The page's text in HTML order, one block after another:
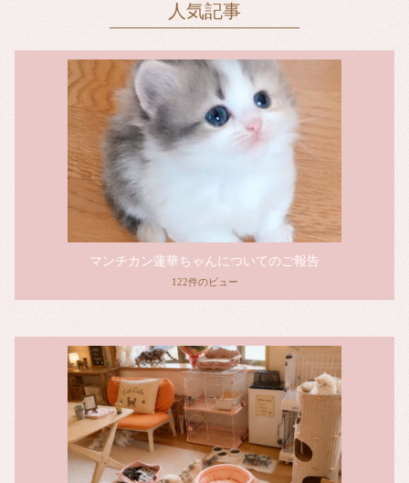
人気記事
マンチカン蓮華ちゃんについてのご報告
122件のビュー